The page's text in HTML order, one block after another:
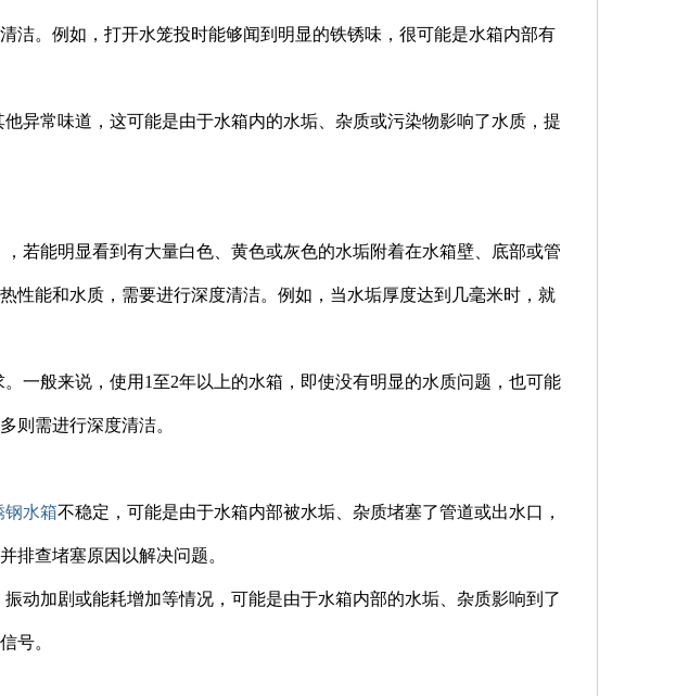
洁。例如，打开水笼投时能够闻到明显的铁锈味，很可能是水箱内部有
异常味道，这可能是由于水箱内的水垢、杂质或污染物影响了水质，提
若能明显看到有大量白色、黄色或灰色的水垢附着在水箱壁、底部或管
性能和水质，需要进行深度清洁。例如，当水垢厚度达到几毫米时，就
一般来说，使用1至2年以上的水箱，即使没有明显的水质问题，也可能
则需进行深度清洁。
钢水箱不稳定，可能是由于水箱内部被水垢、杂质堵塞了管道或出水口，
排查堵塞原因以解决问题。
动加剧或能耗增加等情况，可能是由于水箱内部的水垢、杂质影响到了
号。